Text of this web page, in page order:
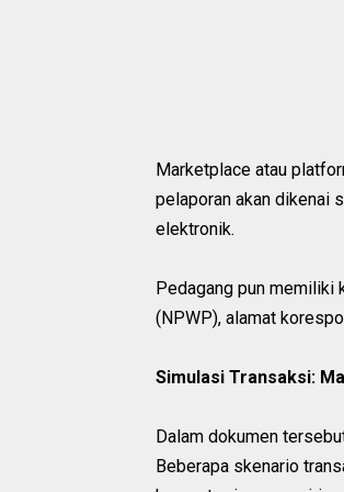
Marketplace atau
pelaporan akan dikenai
elektronik.
Pedagang pun memiliki
(NPWP), alamat
Simulasi Transaksi:
Dalam dokumen
Beberapa skenario